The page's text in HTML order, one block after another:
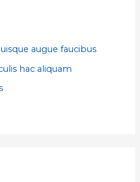
augue faucibus
hac aliquam